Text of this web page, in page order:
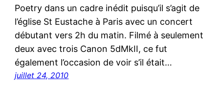
Poetry dans un cadre inédit puisqu’il s’agit de
l’église St Eustache à Paris avec un concert
débutant vers 2h du matin. Filmé à seulement
deux avec trois Canon 5dMkII, ce fut
également l’occasion de voir s’il était…
juillet 24, 2010